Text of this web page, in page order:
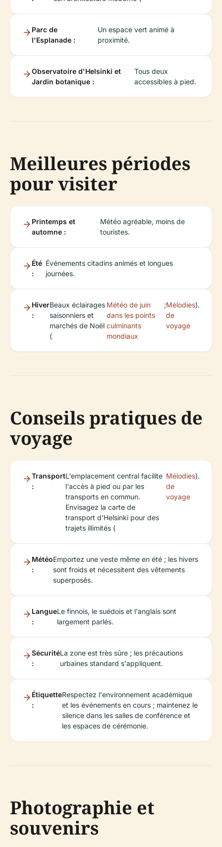
Parc de
l'Esplanade :
Un espace vert animé à
proximité.
Observatoire d'Helsinki et
Jardin botanique :
Tous deux
accessibles à pied.
Meilleures périodes
pour visiter
Printemps et
automne :
Météo agréable, moins de
touristes.
Été
:
Événements citadins animés et longues
journées.
Hiver
:
Beaux éclairages
saisonniers et
marchés de Noël
(
Météo de juin
dans les points
culminants
mondiaux
;Mélodies
de
voyage
).
Conseils pratiques de
voyage
Transport
:
L'emplacement central facilite
l'accès à pied ou par les
transports en commun.
Envisagez la carte de
transport d'Helsinki pour des
trajets illimités (
Mélodies
de
voyage
).
Météo
:
Emportez une veste même en été ; les hivers
sont froids et nécessitent des vêtements
superposés.
Langue
:
Le finnois, le suédois et l'anglais sont
largement parlés.
Sécurité
:
La zone est très sûre ; les précautions
urbaines standard s'appliquent.
Étiquette
:
Respectez l'environnement académique
et les événements en cours ; maintenez le
silence dans les salles de conférence et
les espaces de cérémonie.
Photographie et
souvenirs